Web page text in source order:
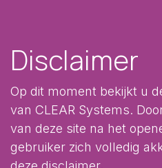
Disclaimer
Op dit moment bekijkt u
van CLEAR Systems.
van deze site na het
gebruiker zich volledig